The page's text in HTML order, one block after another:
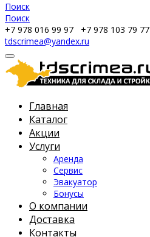
Поиск
Поиск
+7 978 016 99 97
+7 978 103 79 77
tdscrimea@yandex.ru
Главная
Каталог
Акции
Услуги
Аренда
Сервис
Эвакуатор
Бонусы
О компании
Доставка
Контакты